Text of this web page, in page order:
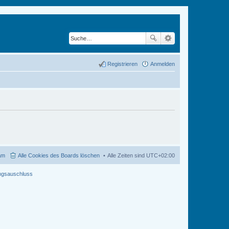
Anmelden
Registrieren
Alle Zeiten sind UTC+02:00
Alle Cookies des Boards löschen